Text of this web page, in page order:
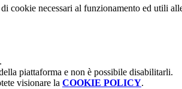
cookie necessari al funzionamento ed utili
piattaforma e non è possibile disabilitarli.
visionare la COOKIE POLICY.